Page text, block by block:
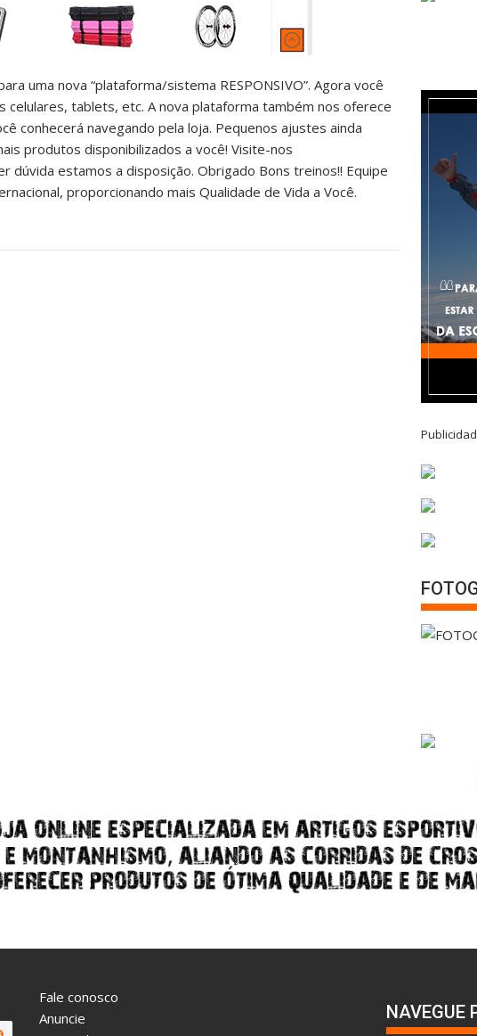
uma nova “plataforma/sistema RESPONSIVO”. Agora você
celulares, tablets, etc. A nova plataforma também nos oferece
conhecerá navegando pela loja. Pequenos ajustes ainda
produtos disponibilizados a você! Visite-nos
dúvida estamos a disposição. Obrigado Bons treinos!! Equipe
proporcionando mais Qualidade de Vida a Você.
Fale conosco
Anuncie
NAVEGUE